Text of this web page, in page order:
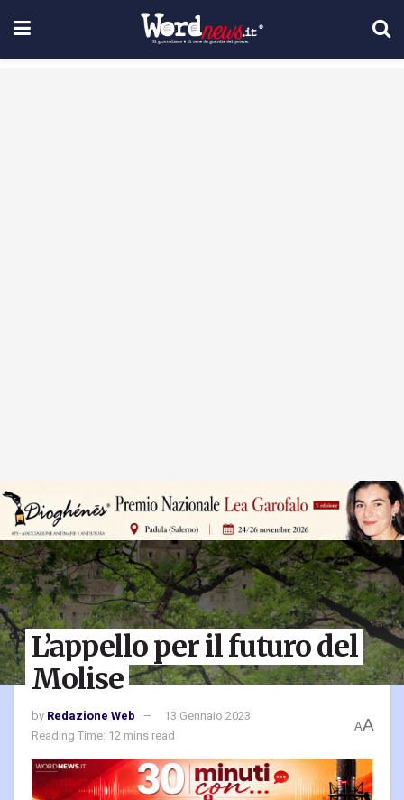
L’appello per il futuro del
Molise
by Redazione Web
13 Gennaio 2023
Reading Time: 12 mins read
AA